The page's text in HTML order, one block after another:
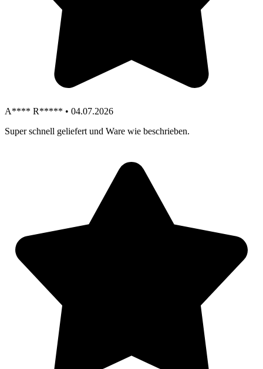
A**** R***** • 04.07.2026
Super schnell geliefert und Ware wie beschrieben.